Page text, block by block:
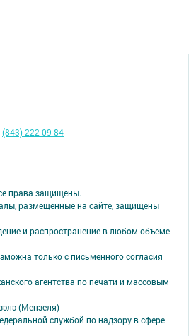
права защищены.
размещенные на сайте, защищены
и распространение в любом объеме
только с письменного согласия
агентства по печати и массовым
(Мензеля)
службой по надзору в сфере
(843) 222 09 84